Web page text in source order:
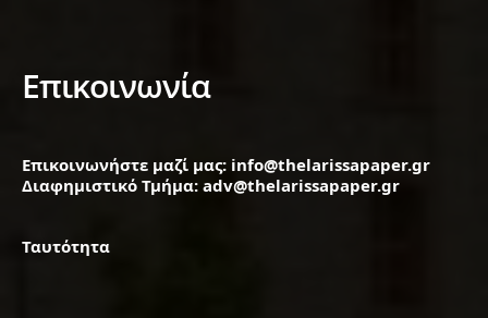
Επικοινωνία
Επικοινωνήστε μαζί μας: info@thelarissapaper.gr
Διαφημιστικό Τμήμα: adv@thelarissapaper.gr
Ταυτότητα